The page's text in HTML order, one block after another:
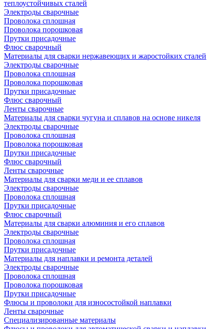
теплоустойчивых сталей
Электроды сварочные
Проволока сплошная
Проволока порошковая
Прутки присадочные
Флюс сварочный
Материалы для сварки нержавеющих и жаростойких сталей
Электроды сварочные
Проволока сплошная
Проволока порошковая
Прутки присадочные
Флюс сварочный
Ленты сварочные
Материалы для сварки чугуна и сплавов на основе никеля
Электроды сварочные
Проволока сплошная
Проволока порошковая
Прутки присадочные
Флюс сварочный
Ленты сварочные
Материалы для сварки меди и ее сплавов
Электроды сварочные
Проволока сплошная
Прутки присадочные
Флюс сварочный
Материалы для сварки алюминия и его сплавов
Электроды сварочные
Проволока сплошная
Прутки присадочные
Материалы для наплавки и ремонта деталей
Электроды сварочные
Проволока сплошная
Проволока порошковая
Прутки присадочные
Флюсы и проволоки для износостойкой наплавки
Ленты сварочные
Специализированные материалы